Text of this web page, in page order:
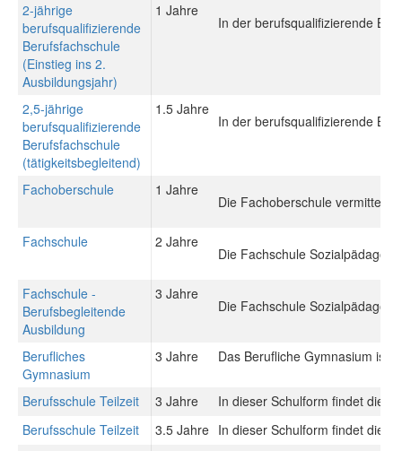
2-jährige
berufsqualifizierende
Berufsfachschule
(Einstieg ins 2.
Ausbildungsjahr)
1 Jahre
In der berufsqualifizierende
2,5-jährige
berufsqualifizierende
Berufsfachschule
(tätigkeitsbegleitend)
1.5 Jahre
In der berufsqualifizierende
Fachoberschule 1 Jahre
Die Fachoberschule vermittelt
Fachschule 2 Jahre
Die Fachschule
Fachschule -
Berufsbegleitende
Ausbildung
3 Jahre
Die Fachschule
Berufliches
Gymnasium
3 Jahre Das Berufliche Gymnasium ist
Berufsschule Teilzeit 3 Jahre
In dieser Schulform findet die
Berufsschule Teilzeit
3.5 Jahre In dieser Schulform findet die